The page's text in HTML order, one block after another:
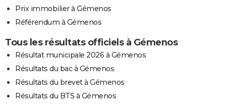
Prix immobilier à Gémenos
Référendum à Gémenos
Tous les résultats officiels à Gémenos
Résultat municipale 2026 à Gémenos
Résultats du bac à Gémenos
Résultats du brevet à Gémenos
Résultats du BTS à Gémenos